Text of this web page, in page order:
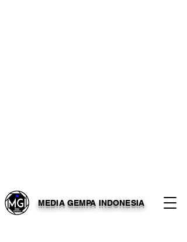
MEDIA GEMPA INDONESIA